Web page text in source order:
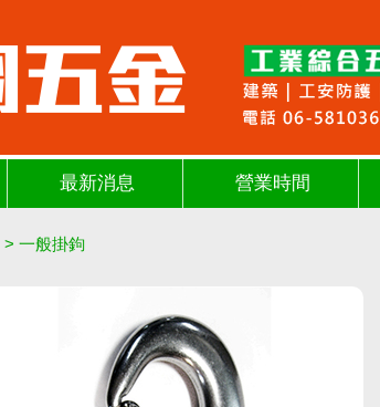
最新消息 營業時間
> 一般掛鉤